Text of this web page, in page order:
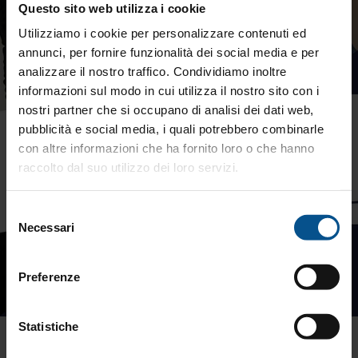
Questo sito web utilizza i cookie
Utilizziamo i cookie per personalizzare contenuti ed
annunci, per fornire funzionalità dei social media e per
analizzare il nostro traffico. Condividiamo inoltre
informazioni sul modo in cui utilizza il nostro sito con i
nostri partner che si occupano di analisi dei dati web,
pubblicità e social media, i quali potrebbero combinarle
con altre informazioni che ha fornito loro o che hanno
raccolto dal suo utilizzo dei loro servizi.
delNecessari
Preferenze
Statistiche
La prima regola per riprendere il controllo